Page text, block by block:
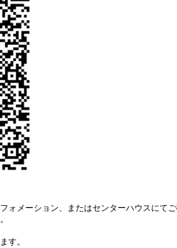
メーション、またはセンターハウスにてご
す。